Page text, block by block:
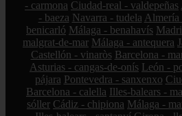
- carmona Ciudad-real - valdepeñas
- baeza Navarra - tudela Almería
benicarló Málaga - benahavís
malgrat-de-mar Málaga - antequera
Castellón - vinaròs Barcelona -
Asturias - cangas-de-onís León -
pájara Pontevedra - sanxenxo
Barcelona - calella Illes-balears -
sóller Cádiz - chipiona Málaga -